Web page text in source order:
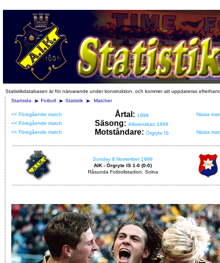
Statistikdatabasen är för närvarande under konstruktion, och kommer att uppdateras
Startsida
Fotboll Statistik Matcher
<< Föregående match Årtal: 1998
Nästa
<< Föregående match
Säsong: Allsvenskan 1998
<< Föregående match
Motståndare: Örgryte IS Nästa
Sunday 8 November 1998
AIK - Örgryte IS 1-0 (0-0)
Råsunda Fotbollstadion, Solna